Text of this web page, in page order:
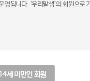
됩니다. ‘우리말샘’의 회원으
세 미만인 회원